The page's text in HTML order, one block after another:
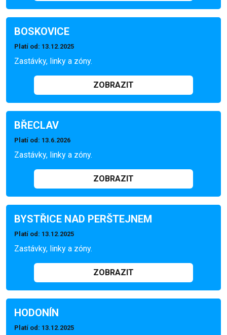
BOSKOVICE
Platí od: 13.12.2025
Zastávky, linky a zóny.
ZOBRAZIT
BŘECLAV
Platí od: 13.6.2026
Zastávky, linky a zóny.
ZOBRAZIT
BYSTŘICE NAD PERŠTEJNEM
Platí od: 13.12.2025
Zastávky, linky a zóny.
ZOBRAZIT
HODONÍN
Platí od: 13.12.2025